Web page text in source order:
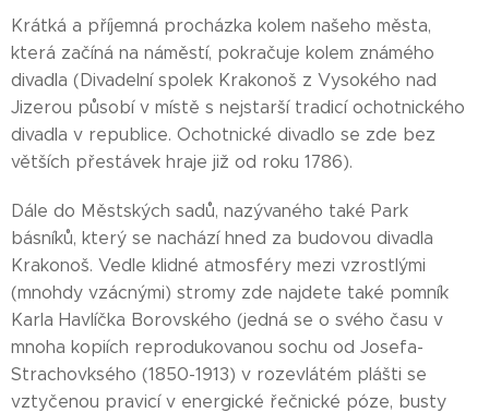
Krátká a příjemná procházka kolem našeho města,
která začíná na náměstí, pokračuje kolem známého
divadla (Divadelní spolek Krakonoš z Vysokého nad
Jizerou působí v místě s nejstarší tradicí ochotnického
divadla v republice. Ochotnické divadlo se zde bez
větších přestávek hraje již od roku 1786).
Dále do Městských sadů, nazývaného také Park
básníků, který se nachází hned za budovou divadla
Krakonoš. Vedle klidné atmosféry mezi vzrostlými
(mnohdy vzácnými) stromy zde najdete také pomník
Karla Havlíčka Borovského (jedná se o svého času v
mnoha kopiích reprodukovanou sochu od Josefa-
Strachovksého (1850-1913) v rozevlátém plášti se
vztyčenou pravicí v energické řečnické póze, busty